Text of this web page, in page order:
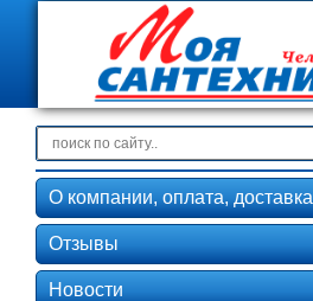
О компании, оплата, доставка
Отзывы
Новости